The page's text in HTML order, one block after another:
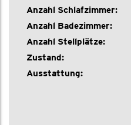
Anzahl Schlafzimmer:
Anzahl Badezimmer:
Anzahl Stellplätze:
Zustand:
Ausstattung: